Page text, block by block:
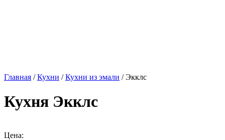
Главная /Кухни /Кухни из эмали / Экклс
Кухня Экклс
Цена: